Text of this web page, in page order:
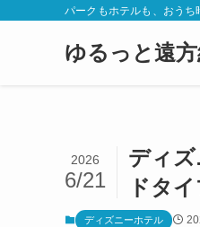
パークもホテルも、おう
ゆるっと遠
ディ
ドタ
2026
6/21
ディズニーホテル